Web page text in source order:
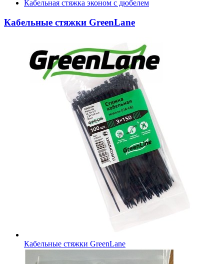
Кабельная стяжка эконом с дюбелем
Кабельные стяжки GreenLane
Кабельные стяжки GreenLane